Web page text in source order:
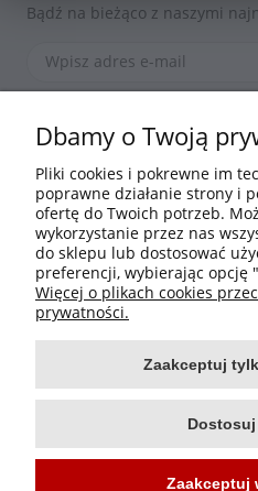
Bądź na bieżąco z naszymi
*Zapisując się zgadzasz się z naszą
Informacje
Moje konto
Płatności i dostawa
Dbamy o Twoją
Pliki cookies i pokrewne im
poprawne działanie strony i
ofertę do Twoich potrzeb.
wykorzystanie przez nas
do sklepu lub dostosować
preferencji, wybierając opcję
Więcej o plikach cookies
prywatności.
Zaakceptuj
Zaakceptuj